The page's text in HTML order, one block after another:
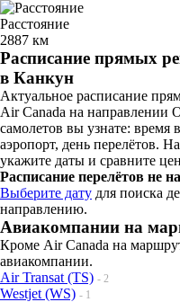
Расстояние
2887 км
Расписание прямых
в Канкун
Актуальное расписание
Air Canada на направлении
самолетов вы узнате: время
аэропорт, день перелётов.
укажите даты и сравните
Расписание перелётов не
Выберите дату для поиска
направлению.
Авиакомпании на
Кроме Air Canada на
авиакомпании.
Air Transat (TS) - 2
Westjet (WS) - 1